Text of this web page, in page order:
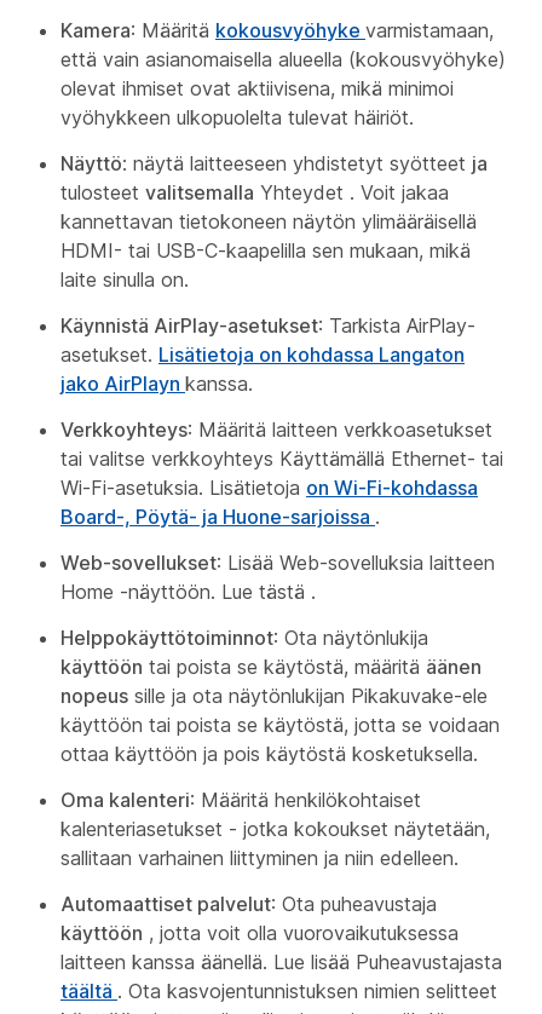
Kamera: Määritä kokousvyöhyke varmistamaan,
että vain asianomaisella alueella (kokousvyöhyke)
olevat ihmiset ovat aktiivisena, mikä minimoi
vyöhykkeen ulkopuolelta tulevat häiriöt.
Näyttö: näytä laitteeseen yhdistetyt syötteet ja
tulosteet valitsemalla Yhteydet . Voit jakaa
kannettavan tietokoneen näytön ylimääräisellä
HDMI- tai USB-C-kaapelilla sen mukaan, mikä
laite sinulla on.
Käynnistä AirPlay-asetukset: Tarkista AirPlay-
asetukset. Lisätietoja on kohdassa Langaton
jako AirPlayn kanssa.
Verkkoyhteys: Määritä laitteen verkkoasetukset
tai valitse verkkoyhteys Käyttämällä Ethernet- tai
Wi-Fi-asetuksia. Lisätietoja on Wi-Fi-kohdassa
Board-, Pöytä- ja Huone-sarjoissa .
Web-sovellukset: Lisää Web-sovelluksia laitteen
Home -näyttöön. Lue tästä .
Helppokäyttötoiminnot: Ota näytönlukija
käyttöön tai poista se käytöstä, määritä äänen
nopeus sille ja ota näytönlukijan Pikakuvake-ele
käyttöön tai poista se käytöstä, jotta se voidaan
ottaa käyttöön ja pois käytöstä kosketuksella.
Oma kalenteri: Määritä henkilökohtaiset
kalenteriasetukset - jotka kokoukset näytetään,
sallitaan varhainen liittyminen ja niin edelleen.
Automaattiset palvelut: Ota puheavustaja
käyttöön , jotta voit olla vuorovaikutuksessa
laitteen kanssa äänellä. Lue lisää Puheavustajasta
täältä . Ota kasvojentunnistuksen nimien selitteet